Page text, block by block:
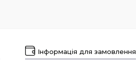
Інформація для замовлення